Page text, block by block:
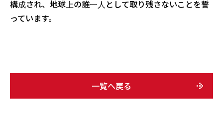
構成され、地球上の誰一人として取り残さないことを誓
っています。
一覧へ戻る